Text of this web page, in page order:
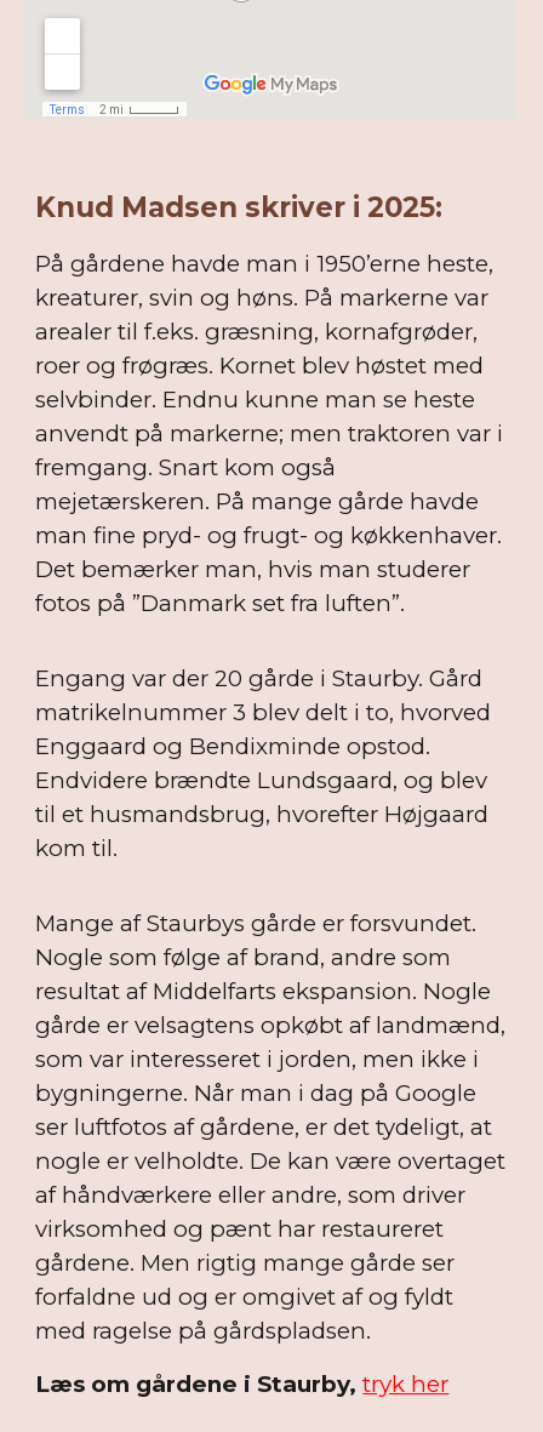
Knud Madsen skriver i 2025:
På gårdene havde man i 1950’erne heste,
kreaturer, svin og høns. På markerne var
arealer til f.eks. græsning, kornafgrøder,
roer og frøgræs. Kornet blev høstet med
selvbinder. Endnu kunne man se heste
anvendt på markerne; men traktoren var i
fremgang. Snart kom også
mejetærskeren. På mange gårde havde
man fine pryd- og frugt- og køkkenhaver.
Det bemærker man, hvis man studerer
fotos på ”Danmark set fra luften”.
Engang var der 20 gårde i Staurby. Gård
matrikelnummer 3 blev delt i to, hvorved
Enggaard og Bendixminde opstod.
Endvidere brændte Lundsgaard, og blev
til et husmandsbrug, hvorefter Højgaard
kom til.
Mange af Staurbys gårde er forsvundet.
Nogle som følge af brand, andre som
resultat af Middelfarts ekspansion. Nogle
gårde er velsagtens opkøbt af landmænd,
som var interesseret i jorden, men ikke i
bygningerne. Når man i dag på Google
ser luftfotos af gårdene, er det tydeligt, at
nogle er velholdte. De kan være overtaget
af håndværkere eller andre, som driver
virksomhed og pænt har restaureret
gårdene. Men rigtig mange gårde ser
forfaldne ud og er omgivet af og fyldt
med ragelse på gårdspladsen.
Læs om gårdene i Staurby, tryk her